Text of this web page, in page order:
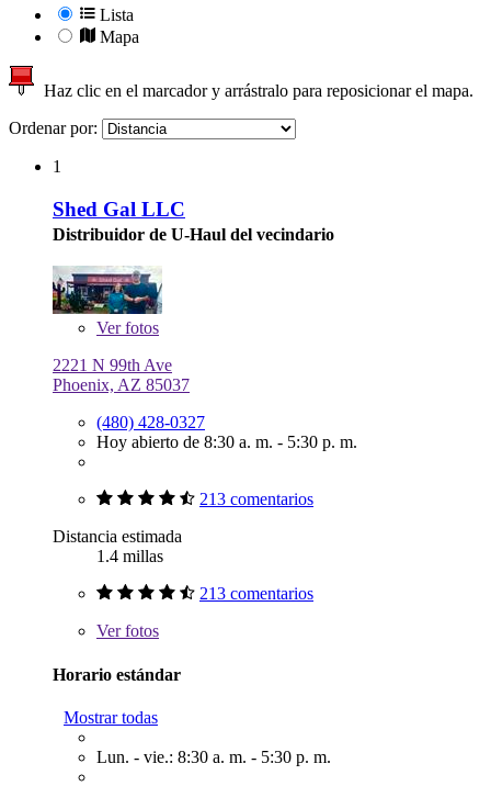
Lista
Mapa
Haz clic en el marcador y arrástralo para reposicionar el mapa.
Ordenar por:
1
Shed Gal LLC
Distribuidor de U-Haul del vecindario
Verfotos
2221 N 99th Ave
Phoenix, AZ 85037
(480) 428-0327
Hoy abierto de 8:30 a. m. - 5:30 p. m.
213 comentarios
Distancia estimada
1.4 millas
213 comentarios
Verfotos
Horario estándar
Mostrar todas
Lun. - vie.: 8:30 a. m. - 5:30 p. m.